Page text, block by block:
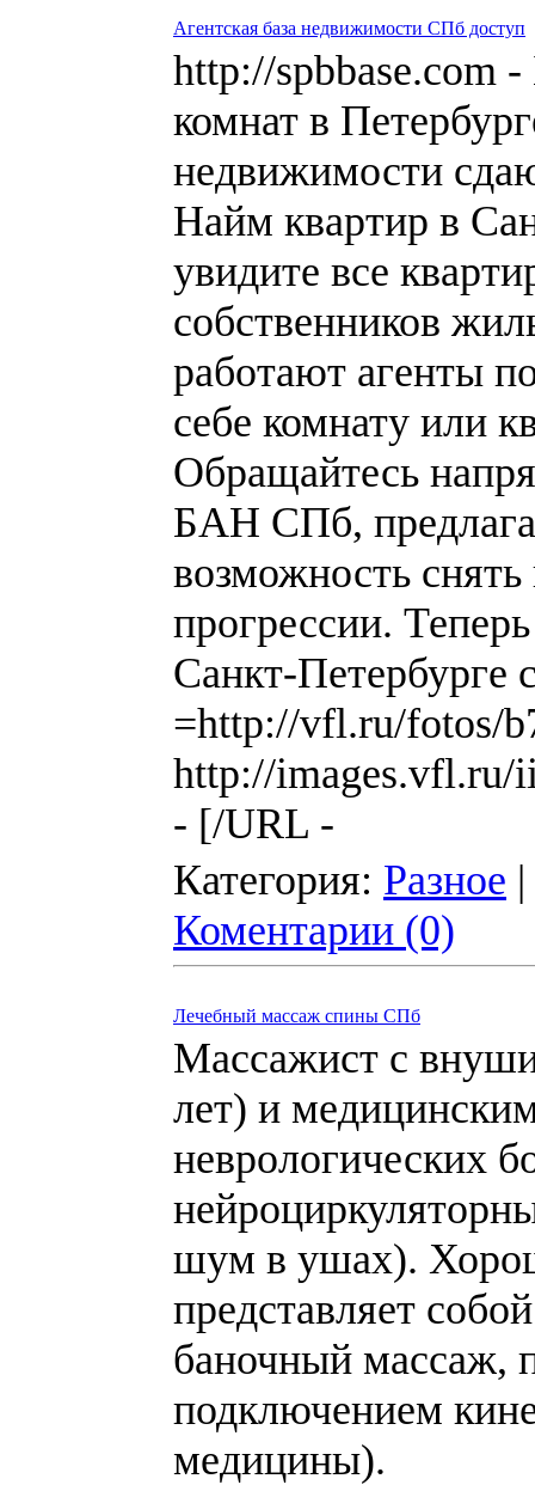
Агентская база недвижимости СПб доступ
http://spbbase.com
комнат в
недвижимости
Найм квартир в
увидите все
собственников
работают агенты
себе комнату или
Обращайтесь
БАН СПб,
возможность
прогрессии.
Санкт-
=http://vfl.ru/fotos/
http://images.vfl.ru/
- [/URL -
Категория: Разное
Коментарии (0)
Лечебный массаж спины СПб
Массажист с
лет) и
неврологических
шум в ушах).
представляет
баночный массаж,
подключением
медицины).